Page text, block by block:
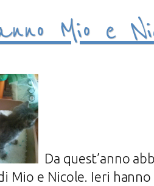
Mio e
Da quest’anno
Mio e Nicole. Ieri